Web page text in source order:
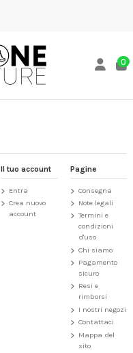
0
Il tuo account
Entra
Crea nuovo
account
Pagine
Consegna
Note legali
Termini e
condizioni
d'uso
Chi siamo
Pagamento
sicuro
Resi e
rimborsi
I nostri negozi
Contattaci
Mappa del
sito